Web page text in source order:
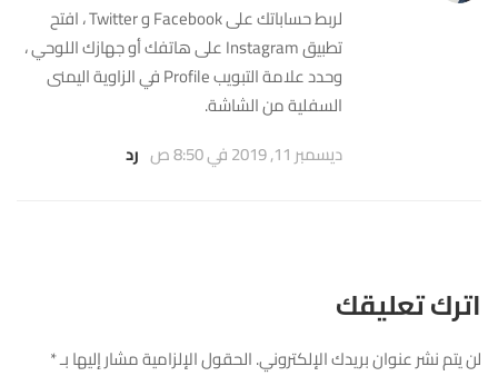
لربط حساباتك على Facebook و Twitter ، افتح
تطبيق Instagram على هاتفك أو جهازك اللوحي ،
وحدد علامة التبويب Profile في الزاوية اليمنى
السفلية من الشاشة.
ديسمبر 11, 2019 في 8:50 ص
رد
اترك تعليقك
لن يتم نشر عنوان بريدك الإلكتروني.الحقول الإلزامية مشار إليها بـ*